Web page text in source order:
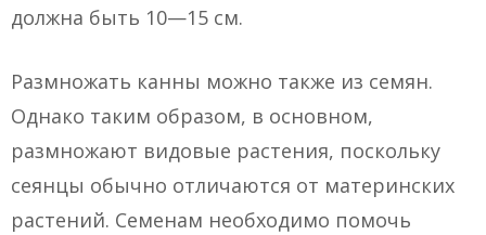
должна быть 10—15 см.
Размножать канны можно также из семян.
Однако таким образом, в основном,
размножают видовые растения, поскольку
сеянцы обычно отличаются от материнских
растений. Семенам необходимо помочь